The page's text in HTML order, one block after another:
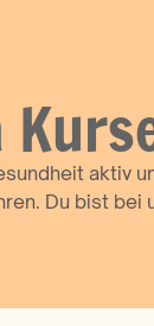
aktiv
Du bist bei